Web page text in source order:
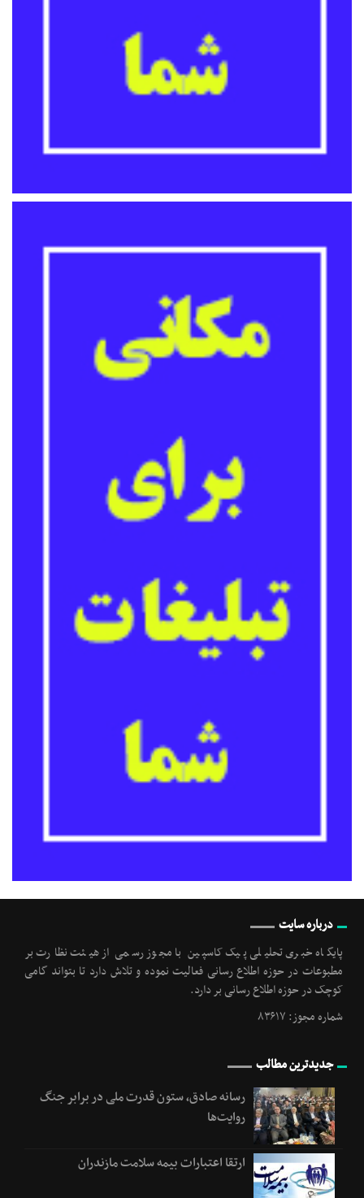
درباره سایت
پایگاه خبری تحلیلی پیک کاسپین با مجوز رسمی از هیئت نظارت بر
مطبوعات در حوزه اطلاع رسانی فعالیت نموده و تلاش دارد تا بتواند گامی
کوچک در حوزه اطلاع رسانی بر دارد.
شماره مجوز: ۸۳۶۱۷
جدیدترین مطالب
رسانه‌ صادق، ستون قدرت ملی در برابر جنگ
روایت‌ها
ارتقا اعتبارات بیمه سلامت مازندران